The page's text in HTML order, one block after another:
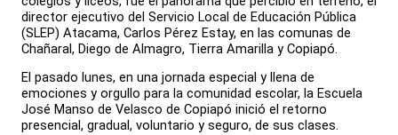
director ejecutivo del Servicio Local de Educación Pública
(SLEP) Atacama, Carlos Pérez Estay, en las comunas de
Chañaral, Diego de Almagro, Tierra Amarilla y Copiapó.
El pasado lunes, en una jornada especial y llena de
emociones y orgullo para la comunidad escolar, la Escuela
José Manso de Velasco de Copiapó inició el retorno
presencial, gradual, voluntario y seguro, de sus clases.